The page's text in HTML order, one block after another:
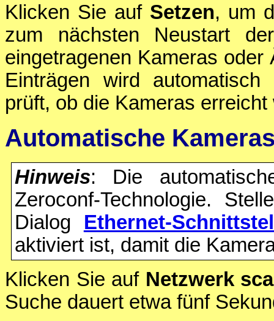
Klicken Sie auf Setzen, um
zum nächsten Neustart
eingetragenen Kameras
Einträgen wird
prüft, ob die Kameras
Automatische
Hinweis: Die
Zeroconf-Technologie.
Dialog Ethernet-
aktiviert ist, damit die
Klicken Sie auf Netzwerk
Suche dauert etwa fünf